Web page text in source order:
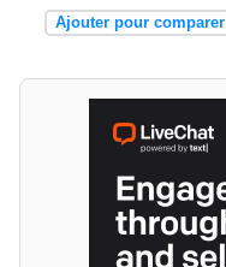
Ajouter pour comparer